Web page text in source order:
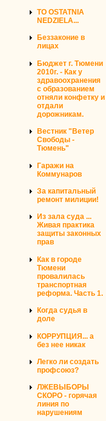
TO OSTATNIA
NEDZIELA...
Беззаконие в
лицах
Бюджет г. Тюмени
2010г. - Как у
здравоохранения
с образованием
отняли конфетку и
отдали
дорожникам.
Вестник "Ветер
Свободы -
Тюмень"
Гаражи на
Коммунаров
За капитальный
ремонт милиции!
Из зала суда ...
Живая практика
защиты законных
прав
Как в городе
Тюмени
провалилась
транспортная
реформа. Часть 1.
Когда судья в
доле
КОРРУПЦИЯ... а
без нее никак
Легко ли создать
профсоюз?
ЛЖЕВЫБОРЫ
СКОРО - горячая
линия по
нарушениям